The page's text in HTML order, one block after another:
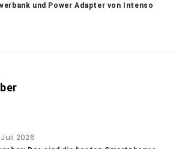
und Power Adapter von Intenso
Juli 2026